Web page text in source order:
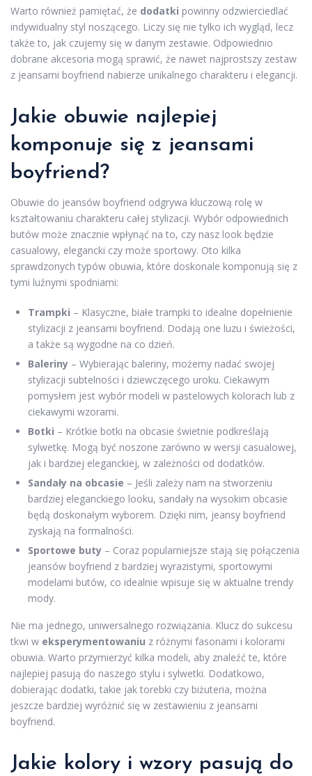
Warto również pamiętać, że dodatki powinny odzwierciedlać
indywidualny styl noszącego. Liczy się nie tylko ich wygląd, lecz
także to, jak czujemy się w danym zestawie. Odpowiednio
dobrane akcesoria mogą sprawić, że nawet najprostszy zestaw
z jeansami boyfriend nabierze unikalnego charakteru i elegancji.
Jakie obuwie najlepiej
komponuje się z jeansami
boyfriend?
Obuwie do jeansów boyfriend odgrywa kluczową rolę w
kształtowaniu charakteru całej stylizacji. Wybór odpowiednich
butów może znacznie wpłynąć na to, czy nasz look będzie
casualowy, elegancki czy może sportowy. Oto kilka
sprawdzonych typów obuwia, które doskonale komponują się z
tymi luźnymi spodniami:
Trampki – Klasyczne, białe trampki to idealne dopełnienie
stylizacji z jeansami boyfriend. Dodają one luzu i świeżości,
a także są wygodne na co dzień.
Baleriny – Wybierając baleriny, możemy nadać swojej
stylizacji subtelności i dziewczęcego uroku. Ciekawym
pomysłem jest wybór modeli w pastelowych kolorach lub z
ciekawymi wzorami.
Botki – Krótkie botki na obcasie świetnie podkreślają
sylwetkę. Mogą być noszone zarówno w wersji casualowej,
jak i bardziej eleganckiej, w zależności od dodatków.
Sandały na obcasie – Jeśli zależy nam na stworzeniu
bardziej eleganckiego looku, sandały na wysokim obcasie
będą doskonałym wyborem. Dzięki nim, jeansy boyfriend
zyskają na formalności.
Sportowe buty – Coraz popularniejsze stają się połączenia
jeansów boyfriend z bardziej wyrazistymi, sportowymi
modelami butów, co idealnie wpisuje się w aktualne trendy
mody.
Nie ma jednego, uniwersalnego rozwiązania. Klucz do sukcesu
tkwi w eksperymentowaniu z różnymi fasonami i kolorami
obuwia. Warto przymierzyć kilka modeli, aby znaleźć te, które
najlepiej pasują do naszego stylu i sylwetki. Dodatkowo,
dobierając dodatki, takie jak torebki czy biżuteria, można
jeszcze bardziej wyróżnić się w zestawieniu z jeansami
boyfriend.
Jakie kolory i wzory pasują do